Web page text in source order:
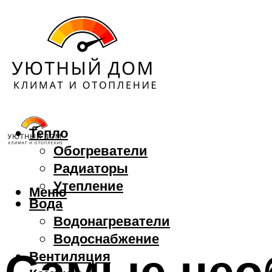
Тепло
Обогреватели
Радиаторы
Утепление
Вода
Водонагреватели
Водоснабжение
Вентиляция
Меню